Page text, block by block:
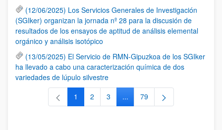
(12/06/2025) Los Servicios Generales de Investigación
(SGIker) organizan la jornada nº 28 para la discusión de
resultados de los ensayos de aptitud de análisis elemental
orgánico y análisis isotópico
(13/05/2025) El Servicio de RMN-Gipuzkoa de los SGIker
ha llevado a cabo una caracterización química de dos
variedades de lúpulo silvestre
Página
1 Página
2 Página
3 ...Páginas intermedias Use TAB
Página
79